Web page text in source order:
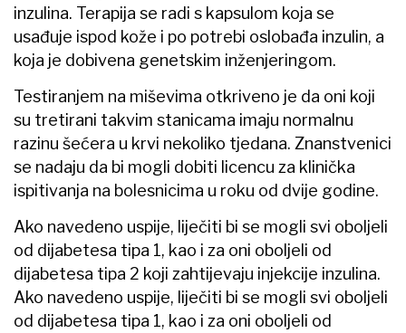
inzulina. Terapija se radi s kapsulom koja se
usađuje ispod kože i po potrebi oslobađa inzulin, a
koja je dobivena genetskim inženjeringom.
Testiranjem na miševima otkriveno je da oni koji
su tretirani takvim stanicama imaju normalnu
razinu šećera u krvi nekoliko tjedana. Znanstvenici
se nadaju da bi mogli dobiti licencu za klinička
ispitivanja na bolesnicima u roku od dvije godine.
Ako navedeno uspije, liječiti bi se mogli svi oboljeli
od dijabetesa tipa 1, kao i za oni oboljeli od
dijabetesa tipa 2 koji zahtijevaju injekcije inzulina.
Ako navedeno uspije, liječiti bi se mogli svi oboljeli
od dijabetesa tipa 1, kao i za oni oboljeli od